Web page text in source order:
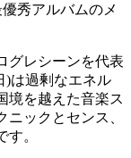
秀アルバムのメ
グレシーンを代表
)は過剰なエネル
境を越えた音楽ス
ックとセンス、
。